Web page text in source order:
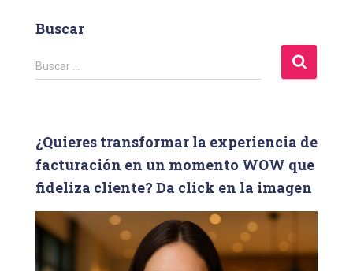
Buscar
B
u
r
:
Buscar …
¿Quieres transformar la experiencia de
facturación en un momento WOW que
fideliza cliente? Da click en la imagen